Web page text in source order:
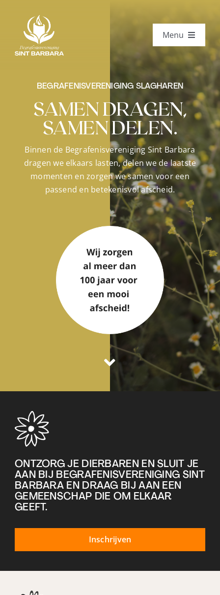
inhoud
Menu
Over ons
Toekomst
Jes! Bloemen
Lidmaatschap
Contact
BEGRAFENISVERENIGING SLAGHAREN
SAMEN DRAGEN,
SAMEN DELEN.
Binnen de Begrafenisvereniging Sint Barbara
dragen we elkaars lasten, delen we de laatste
momenten en zorgen we samen voor een
passend en betekenisvol afscheid.
ONTZORG JE DIERBAREN EN SLUIT JE
AAN BIJ BEGRAFENISVERENIGING SINT
BARBARA EN DRAAG BIJ AAN EEN
GEMEENSCHAP DIE OM ELKAAR
GEEFT.
Inschrijven